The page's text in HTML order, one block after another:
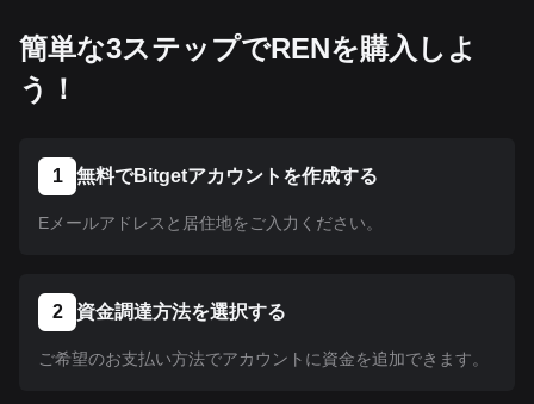
簡単な3ステップでRENを購入しよ
う！
1 無料でBitgetアカウントを作成する
Eメールアドレスと居住地をご入力ください。
2 資金調達方法を選択する
ご希望のお支払い方法でアカウントに資金を追加できます。